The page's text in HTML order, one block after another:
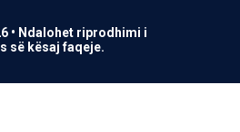
• Ndalohet riprodhimi i
së kësaj faqeje.